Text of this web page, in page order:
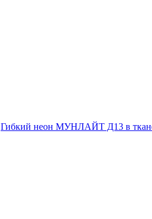
Гибкий неон МУНЛАЙТ Д13 в